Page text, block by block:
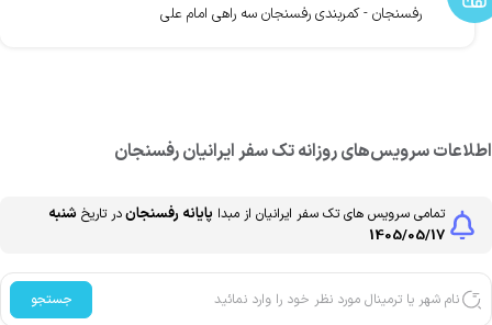
رفسنجان - کمربندی رفسنجان سه راهی امام علی
سرویس‌های روزانه تک سفر ایرانیان رفسنجان
تمامی سرویس های تک سفر ایرانیان از مبدا پایانه رفسنجاندر تاریخ شنبه
1405/05/17
جستجو